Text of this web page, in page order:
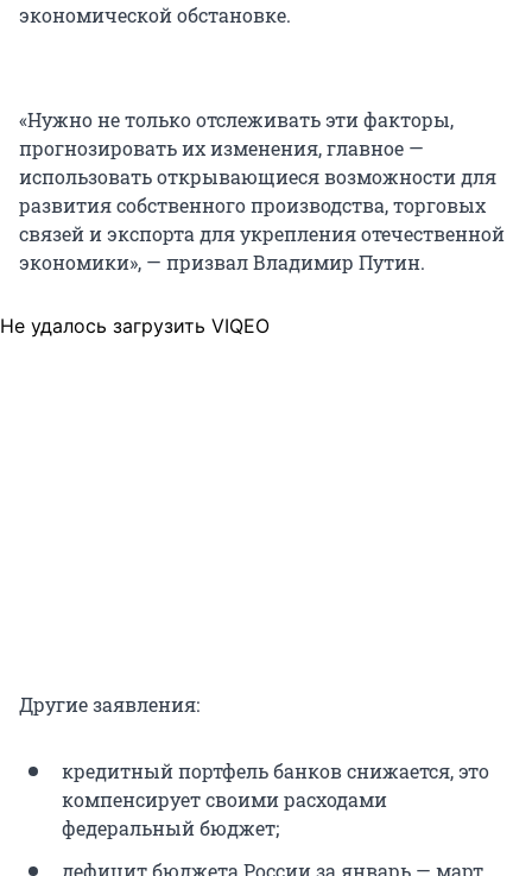
экономической обстановке.
«Нужно не только отслеживать эти факторы,
прогнозировать их изменения, главное —
использовать открывающиеся возможности для
развития собственного производства, торговых
связей и экспорта для укрепления отечественной
экономики», — призвал Владимир Путин.
Не удалось загрузить VIQEO
Другие заявления:
кредитный портфель банков снижается, это
компенсирует своими расходами
федеральный бюджет;
дефицит бюджета России за январь — март